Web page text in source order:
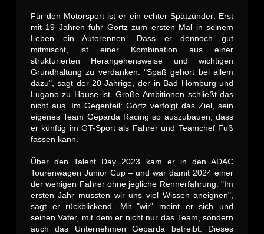
Für den Motorsport ist er ein echter Spätzünder: Erst
mit 19 Jahren fuhr Görtz zum ersten Mal in seinem
Leben ein Autorennen. Dass er dennoch gut
mitmischt, ist einer Kombination aus einer
strukturierten Herangehensweise und wichtigen
Grundhaltung zu verdanken: "Spaß gehört bei allem
dazu", sagt der 20-Jährige, der in Bad Homburg und
Lugano zu Hause ist. Große Ambitionen schließt das
nicht aus. Im Gegenteil: Görtz verfolgt das Ziel, sein
eigenes Team Geparda Racing so auszubauen, dass
er künftig im GT-Sport als Fahrer und Teamchef Fuß
fassen kann.
Über den Talent Day 2023 kam er in den ADAC
Tourenwagen Junior Cup – und war damit 2024 einer
der wenigen Fahrer ohne jegliche Rennerfahrung. "Im
ersten Jahr mussten wir uns viel Wissen aneignen",
sagt er rückblickend. Mit "wir" meint er sich und
seinen Vater, mit dem er nicht nur das Team, sondern
auch das Unternehmen Geparda betreibt. Dieses